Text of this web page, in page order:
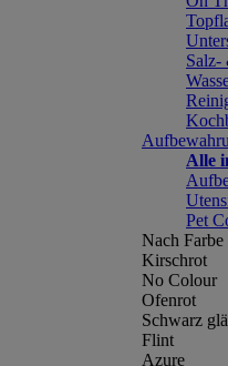
Salz-
Alle
Pet
Nach Farbe
Kirschrot
No Colour
Ofenrot
Schwarz
Flint
Azure